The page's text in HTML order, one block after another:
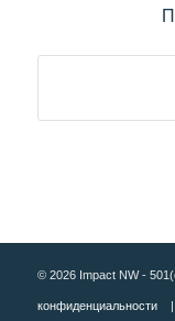
© 2026 Impact NW -
конфиденциальности|